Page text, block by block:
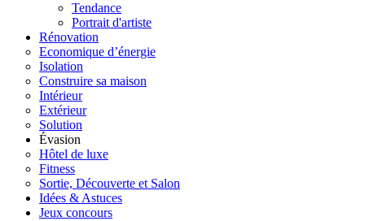
Tendance
Portrait d'artiste
Rénovation
Economique d’énergie
Isolation
Construire sa maison
Intérieur
Extérieur
Solution
Évasion
Hôtel de luxe
Fitness
Sortie, Découverte et Salon
Idées & Astuces
Jeux concours